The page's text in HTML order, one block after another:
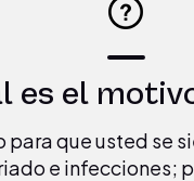
es el
que usted se
e infecciones;